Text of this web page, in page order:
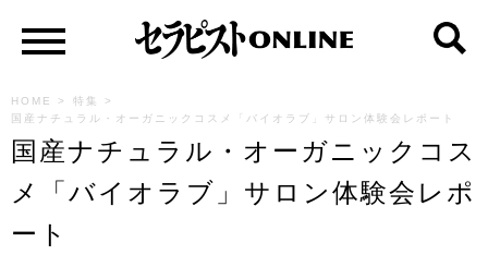
HOME > 特集
>
国産ナチュラル・オーガニックコスメ「バイオラブ」サロン体験会レポート
国産ナチュラル・オーガニックコス
メ「バイオラブ」サロン体験会レポ
ート